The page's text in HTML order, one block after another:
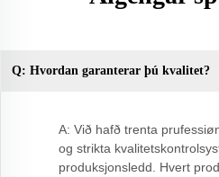
Q: Hvordan garanterar þú kvalitet?
A: Við hafð trenta
og strikta
produksjonsledd. Hvert